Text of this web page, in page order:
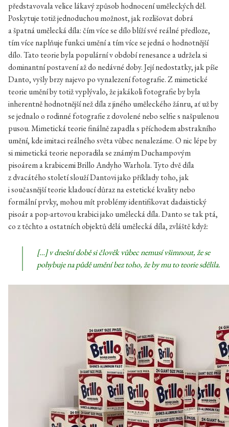
představovala velice lákavý způsob hodnocení uměleckých děl.
Poskytuje totiž jednoduchou možnost, jak rozlišovat dobrá
a špatná umělecká díla: čím více se dílo blíží své reálné předloze,
tím více naplňuje funkci umění a tím více se jedná o hodnotnější
dílo. Tato teorie byla populární v období renesance a udržela si
dominantní postavení až do nedávné doby. Její nedostatky, jak píše
Danto, vyšly brzy najevo po vynalezení fotografie. Z mimetické
teorie umění by totiž vyplývalo, že jakákoli fotografie by byla
inherentně hodnotnější než díla z jiného uměleckého žánru, ať už by
se jednalo o rodinné fotografie z dovolené nebo selfie s našpulenou
pusou. Mimetická teorie finálně zapadla s příchodem abstrakního
umění, kde imitaci reálného světa vůbec nenalezáme. O nic lépe by
si mimetická teorie neporadila se známým Duchampovým
pisoárem a krabicemi Brillo Andyho Warhola. Tyto dvě díla
z dvacátého století slouží Dantovi jako příklady toho, jak
i současnější teorie kladoucí důraz na estetické kvality nebo
formální prvky, mohou mít problémy identifikovat dadaistický
pisoár a pop-artovou krabici jako umělecká díla. Danto se tak ptá,
co z těchto a ostatních objektů dělá umělecká díla, zvláště když:
[…] v dnešní době si člověk vůbec nemusí všimnout, že se
pohybuje na půdě umění beztoho, že by mu to teorie sdělila.